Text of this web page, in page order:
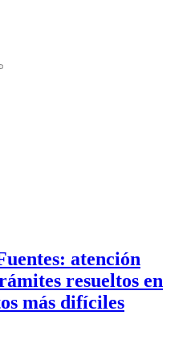
atención
resueltos en
más difíciles